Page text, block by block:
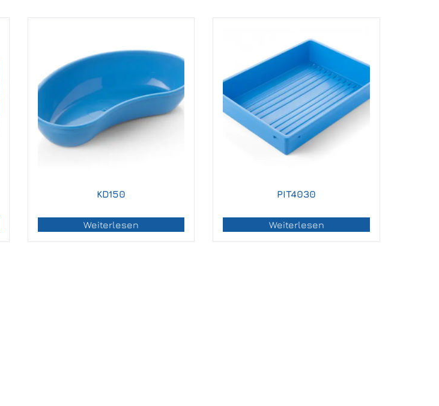
KD150
Weiterlesen
PIT4030
Weiterlesen